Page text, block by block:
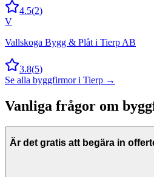
4.5(2)
V
Vallskoga Bygg & Plåt i Tierp AB
3.8(5)
Se alla byggfirmori Tierp →
Vanliga frågor om
Är det gratis att begära in